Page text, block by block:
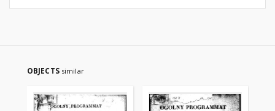
OBJECTS similar